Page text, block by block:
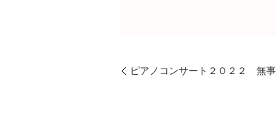
ピアノコンサート２０２２ 無事